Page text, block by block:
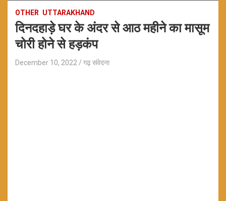
OTHER UTTARAKHAND
दिनदहाड़े घर के अंदर से आठ महीने का मासूम
चोरी होने से हड़कंप
December 10, 2022 गढ़ संवेदना